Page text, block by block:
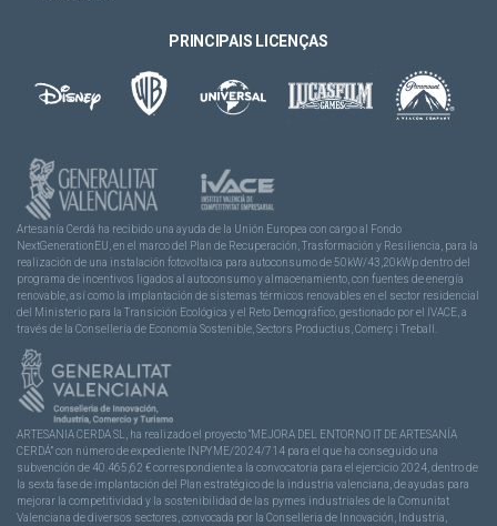
PRINCIPAIS LICENÇAS
Artesanía Cerdá ha recibido una ayuda de la Unión Europea con cargo al Fondo
NextGenerationEU, en el marco del Plan de Recuperación, Trasformación y Resiliencia, para la
realización de una instalación fotovoltaica para autoconsumo de 50kW/43,20kWp dentro del
programa de incentivos ligados al autoconsumo y almacenamiento, con fuentes de energía
renovable, así como la implantación de sistemas térmicos renovables en el sector residencial
del Ministerio para la Transición Ecológica y el Reto Demográfico, gestionado por el IVACE, a
través de la Consellería de Economía Sostenible, Sectors Productius, Comerç i Treball.
ARTESANIA CERDA SL, ha realizado el proyecto “MEJORA DEL ENTORNO IT DE ARTESANÍA
CERDÁ” con número de expediente INPYME/2024/714 para el que ha conseguido una
subvención de 40.465,62 € correspondiente a la convocatoria para el ejercicio 2024, dentro de
la sexta fase de implantación del Plan estratégico de la industria valenciana, de ayudas para
mejorar la competitividad y la sostenibilidad de las pymes industriales de la Comunitat
Valenciana de diversos sectores, convocada por la Conselleria de Innovación, Industria,